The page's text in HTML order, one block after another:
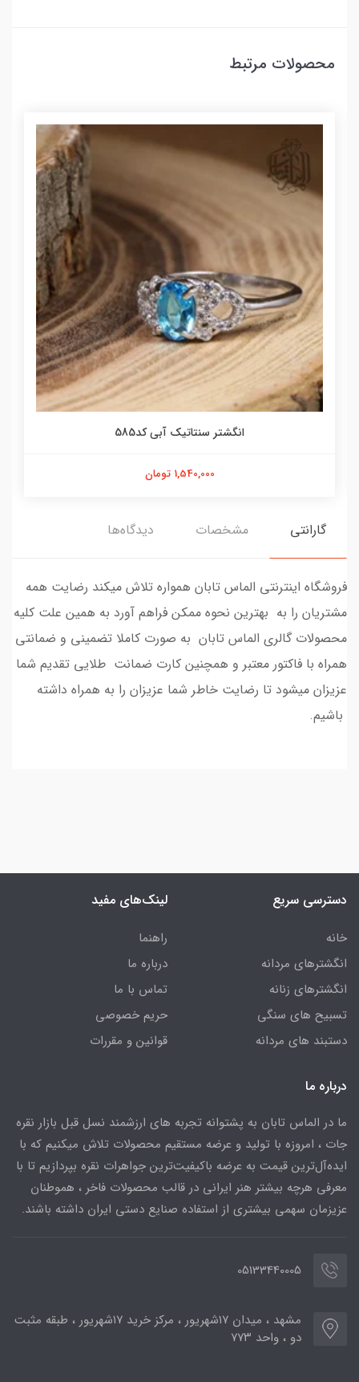
محصولات مرتبط
انگشتر سنتاتیک آبی کد585
1,540,000 تومان
گارانتی مشخصات دیدگاه‌ها
فروشگاه اینترنتی الماس تابان همواره تلاش میکند رضایت همه
مشتریان را به بهترین نحوه ممکن فراهم آورد به همین علت کلیه
محصولات گالری الماس تابان به صورت کاملا تضمینی و ضمانتی
همراه با فاکتور معتبر و همچنین کارت ضمانت طلایی تقدیم شما
عزیزان میشود تا رضایت خاطر شما عزیزان را به همراه داشته
باشیم.
دسترسی سریع
خانه
انگشترهای مردانه
انگشترهای زنانه
تسبیح های سنگی
دستبند های مردانه
لینک‌های مفید
راهنما
درباره ما
تماس با ما
حریم خصوصی
قوانین و مقررات
درباره ما
ما در الماس تابان به پشتوانه تجربه های ارزشمند نسل قبل بازار نقره
جات ، امروزه با تولید و عرضه مستقیم محصولات تلاش میکنیم که با
ایده‌آل‌ترین قیمت به عرضه باکیفیت‌ترین جواهرات نقره بپردازیم تا با
معرفی هرچه بیشتر هنر ایرانی در قالب محصولات فاخر ، هموطنان
عزیزمان سهمی بیشتری از استفاده صنایع دستی ایران داشته باشند.
05133440005
مشهد ، میدان ۱۷شهریور ، مرکز خرید ۱۷شهریور ، طبقه مثبت
دو ، واحد ۷۷۳